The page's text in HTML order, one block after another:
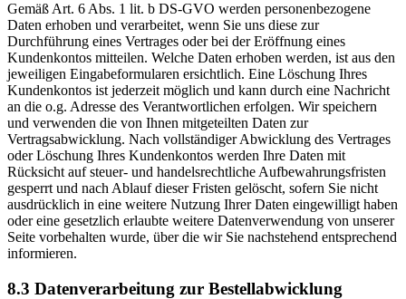
Gemäß Art. 6 Abs. 1 lit. b DS-GVO werden personenbezogene
Daten erhoben und verarbeitet, wenn Sie uns diese zur
Durchführung eines Vertrages oder bei der Eröffnung eines
Kundenkontos mitteilen. Welche Daten erhoben werden, ist aus den
jeweiligen Eingabeformularen ersichtlich. Eine Löschung Ihres
Kundenkontos ist jederzeit möglich und kann durch eine Nachricht
an die o.g. Adresse des Verantwortlichen erfolgen. Wir speichern
und verwenden die von Ihnen mitgeteilten Daten zur
Vertragsabwicklung. Nach vollständiger Abwicklung des Vertrages
oder Löschung Ihres Kundenkontos werden Ihre Daten mit
Rücksicht auf steuer- und handelsrechtliche Aufbewahrungsfristen
gesperrt und nach Ablauf dieser Fristen gelöscht, sofern Sie nicht
ausdrücklich in eine weitere Nutzung Ihrer Daten eingewilligt haben
oder eine gesetzlich erlaubte weitere Datenverwendung von unserer
Seite vorbehalten wurde, über die wir Sie nachstehend entsprechend
informieren.
8.3 Datenverarbeitung zur Bestellabwicklung